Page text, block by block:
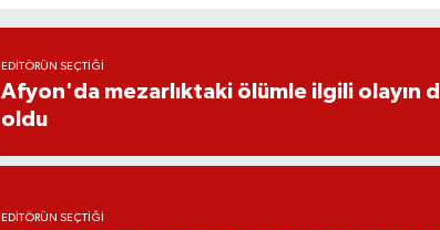
EDITÖRÜN SEÇTIĞI
Afyon'da mezarlıktaki ölümle ilgili olayın
oldu
EDITÖRÜN SEÇTIĞI